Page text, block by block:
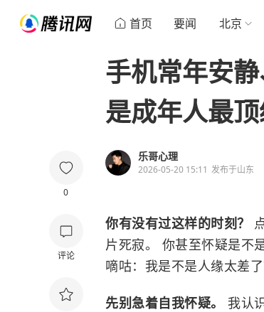
首页 要闻 北京
0
评论
手机常年安
是成年人最
乐哥心理
2026-05-20 15:11 发布于山东
你有没有过这样的时刻？
片死寂。 你甚至怀疑是不
嘀咕：我是不是人缘太差
先别急着自我怀疑。 我认